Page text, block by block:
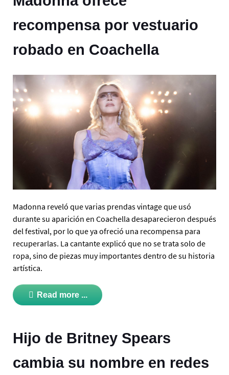
recompensa por vestuario
robado en Coachella
Madonna reveló que varias prendas vintage que usó
durante su aparición en Coachella desaparecieron después
del festival, por lo que ya ofreció una recompensa para
recuperarlas. La cantante explicó que no se trata solo de
ropa, sino de piezas muy importantes dentro de su historia
artística.
Read more ...
Hijo de Britney Spears
cambia su nombre en redes